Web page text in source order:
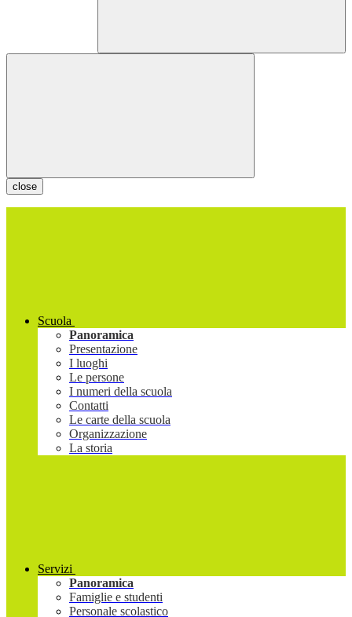
close
Scuola
Panoramica
Presentazione
I luoghi
Le persone
I numeri della scuola
Contatti
Le carte della scuola
Organizzazione
La storia
Servizi
Panoramica
Famiglie e studenti
Personale scolastico